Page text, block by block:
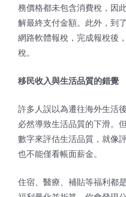
務價格都未包含消費稅，因
解最終支付金額。此外，到
網路軟體報稅，完成報稅後
稅。
移民收入與生活品質的錯覺
許多人誤以為遷往海外生活
必然導致生活品質的下滑。
數字來評估生活品質，就像
也不能僅看帳面薪金。
住宿、醫療、補貼等福利都